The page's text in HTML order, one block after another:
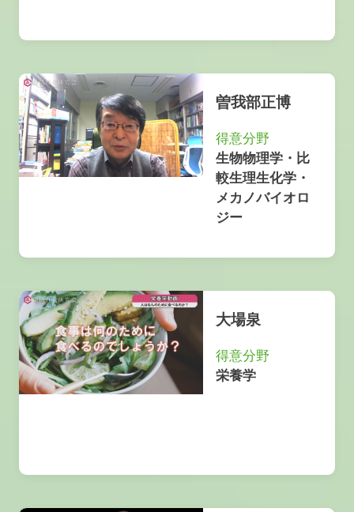
曽我部正博
得意分野
生物物理学・比
較生理生化学・
メカノバイオロ
ジー
大場泉
得意分野
栄養学